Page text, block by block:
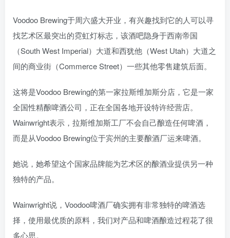
Voodoo Brewing于周六盛大开业，有兴趣找到它的人可以寻
找艺术区最突出的霓虹灯标志，该酒吧隐身于西南帝国
（South West Imperial）大道和西犹他（West Utah）大道之
间的商业街（Commerce Street）一些其他零售建筑后面。
这将是Voodoo Brewing的第一家拉斯维加斯分店，它是一家
全国性精酿啤酒公司，正在全国各地开设特许经营店。
Wainwright表示，拉斯维加斯工厂不会自己酿造任何啤酒，
而是从Voodoo Brewing位于宾州的主要酿酒厂运来啤酒。
她说，她希望这个国家品牌能为艺术区的酿酒业提供另一种
独特的产品。
Wainwright说，Voodoo啤酒厂确实拥有非常独特的啤酒选
择，使用最优质的原料，我们对产品和啤酒酿造过程花了很
多心思。